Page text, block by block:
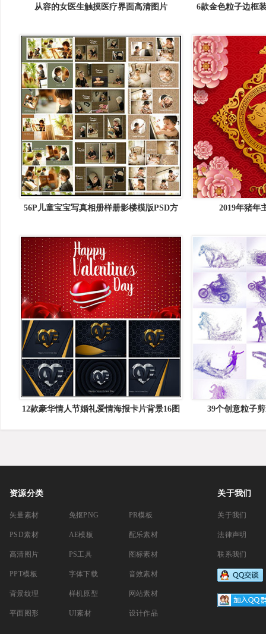
从容的女医生触摸医疗界面高清图片
6款金色粒子边框
56P儿童宝宝写真相册样册影楼模版PSD方
2019年猪年
12款豪华情人节婚礼爱情海报卡片背景16图
39个创意粒子
资源分类
矢量素材
PSD素材
高清图片
PPT模板
背景纹理
平面图形
免抠PNG
AE模板
PS工具
字体下载
样机原型
UI素材
PR模板
配乐素材
图标素材
音效素材
网站素材
设计作品
关于我们
关于我们
法律声明
联系我们